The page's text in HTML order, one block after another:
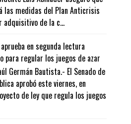
las medidas del Plan Anticrisis
adquisitivo de la c...
en segunda lectura
para regular los juegos de azar
Germán Bautista.- El Senado de
aprobó este viernes, en
de ley que regula los juegos